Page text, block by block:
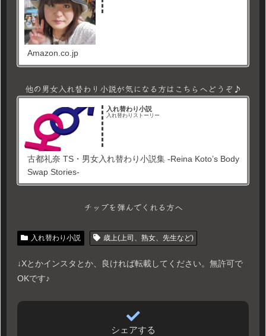
Amazon.co.jp
他の男女入れ替わり小説が気になる方はこちらへどうぞ♪
入れ替わり小説
入れ替わりストーリー
古都礼奈 TS・男女入れ替わり小説集 -Reina Koto’s Body
Swap Stories-
チップを弾んでくれる方へ
入れ替わり小説 歳上(上司、熟女、先生など)
↓Xとかインスタとか、良ければ転載してください。無許可で
OKです♪
シェアする